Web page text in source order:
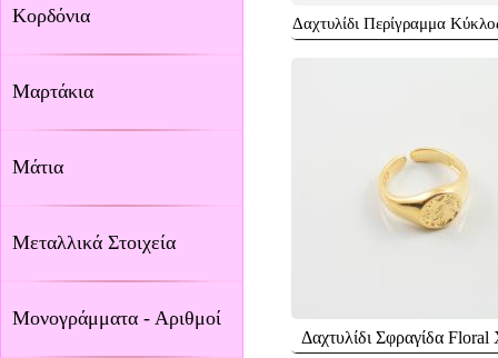
Κορδόνια
Μαρτάκια
Μάτια
Μεταλλικά Στοιχεία
Μονογράμματα - Αριθμοί
Δαχτυλίδι Περίγραμμα
Δαχτυλίδι Σφραγίδα